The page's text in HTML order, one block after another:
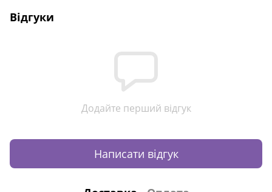
Відгуки
Додайте перший відгук
Написати відгук